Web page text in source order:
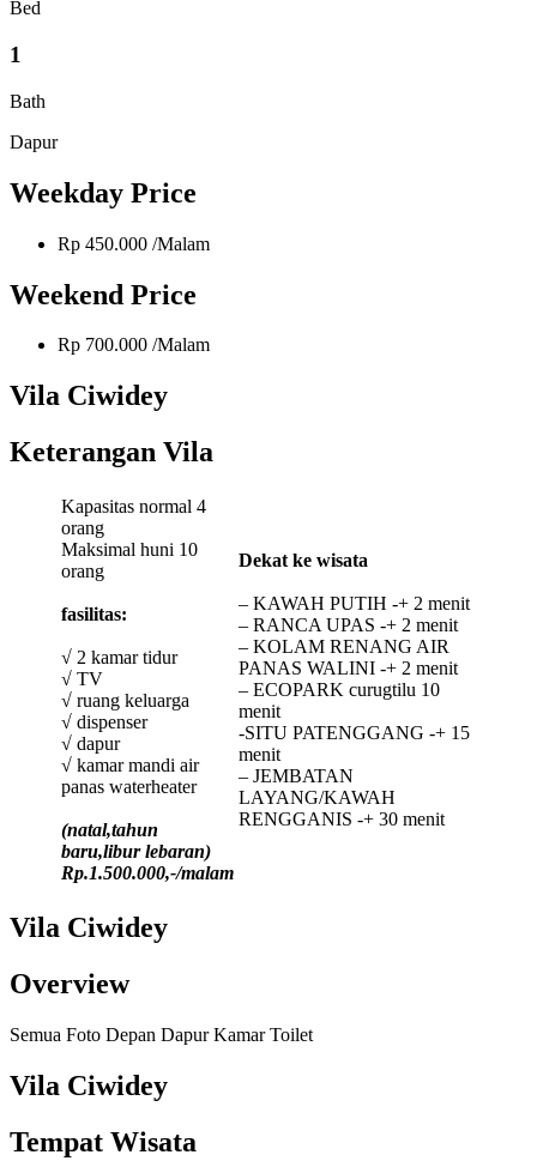
Bed
1
Bath
Dapur
Weekday Price
Rp 450.000 /Malam
Weekend Price
Rp 700.000 /Malam
Vila Ciwidey
Keterangan Vila
Kapasitas normal 4
orang
Maksimal huni 10
orang
fasilitas:
√ 2 kamar tidur
√ TV
√ ruang keluarga
√ dispenser
√ dapur
√ kamar mandi air
panas waterheater
(natal,tahun
baru,libur lebaran)
Rp.1.500.000,-/malam
Dekat ke wisata
– KAWAH PUTIH -+ 2 menit
– RANCA UPAS -+ 2 menit
– KOLAM RENANG AIR
PANAS WALINI -+ 2 menit
– ECOPARK curugtilu 10
menit
-SITU PATENGGANG -+ 15
menit
– JEMBATAN
LAYANG/KAWAH
RENGGANIS -+ 30 menit
Vila Ciwidey
Overview
Semua Foto Depan DapurKamarToilet
Vila Ciwidey
Tempat Wisata